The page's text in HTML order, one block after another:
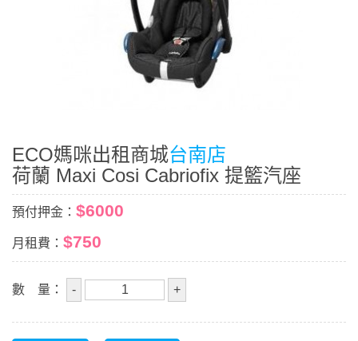
ECO媽咪出租商城台南店
荷蘭 Maxi Cosi Cabriofix 提籃汽座
預付押金： $6000
月租費： $750
數 量：